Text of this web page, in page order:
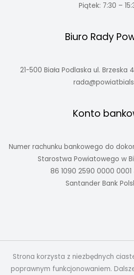
Piątek: 7:30 –
Biuro Rady
21-500 Biała Podlaska ul. Brzeska
Konto
Numer rachunku bankowego do
Starostwa Powiatowego w
86 1090 2590 0000
Santander Bank
Strona korzysta z niezbędnych
poprawnym funkcjonowaniem.